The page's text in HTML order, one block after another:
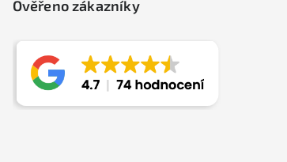
Ověřeno zákazníky